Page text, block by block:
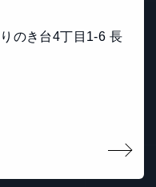
のき台4丁目1-6 長